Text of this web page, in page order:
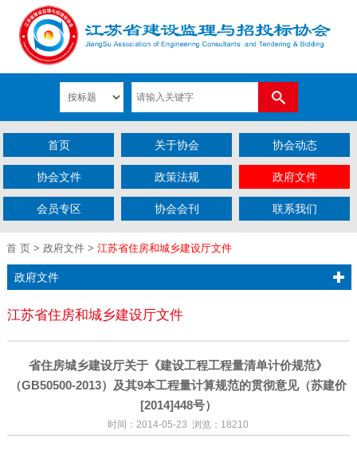
首页 关于协会 协会动态
协会文件 政策法规 政府文件
会员专区 协会会刊 联系我们
首 页 > 政府文件 > 江苏省住房和城乡建设厅文件
政府文件
江苏省住房和城乡建设厅文件
省住房城乡建设厅关于《建设工程工程量清单计价规范》
（GB50500-2013）及其9本工程量计算规范的贯彻意见（苏建价
[2014]448号）
时间：2014-05-23 浏览：18210